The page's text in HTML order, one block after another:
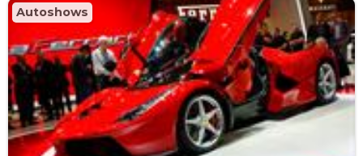
Autoshows